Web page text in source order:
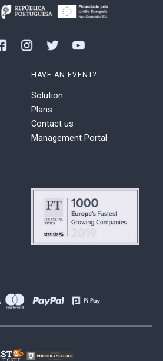
HAVE AN EVENT?
Solution
Plans
Contact us
Management Portal